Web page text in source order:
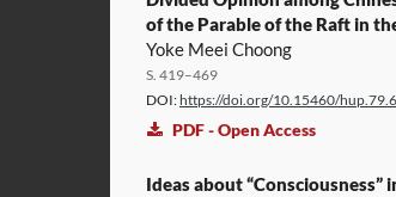
of the Parable of the Raft in
Yoke Meei Choong
S. 419–469
DOI:https://doi.org/10.15460/
PDF - Open Access
Ideas about